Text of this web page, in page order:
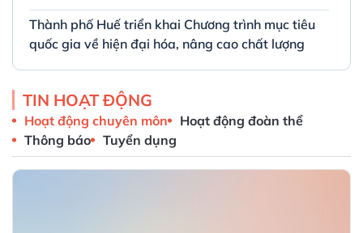
Thành phố Huế triển khai Chương trình mục tiêu
quốc gia về hiện đại hóa, nâng cao chất lượng
Tiếp tục đẩy mạnh Phong trào “Bình dân học vụ
số” nhằm thực hiện tốt Nghị quyết 57-NQ/TW
của Bộ Chính trị trên địa bàn thành phố Huế
31/07/2026
TIN HOẠT ĐỘNG
Hoạt động chuyên môn
Hoạt động đoàn thể
Thông báo
Tuyển dụng